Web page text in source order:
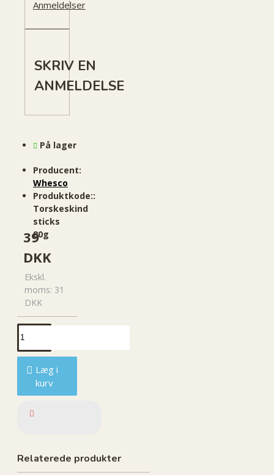
Anmeldelser
SKRIV EN
ANMELDELSE
39
DKK
Ekskl.
moms: 31
DKK
På lager
Producent:
Whesco
Produktkode::
Torskeskind
sticks
80g
Læg i
kurv
Relaterede produkter